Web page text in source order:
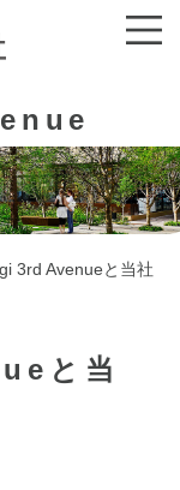
3rd Avenueと当社
と当